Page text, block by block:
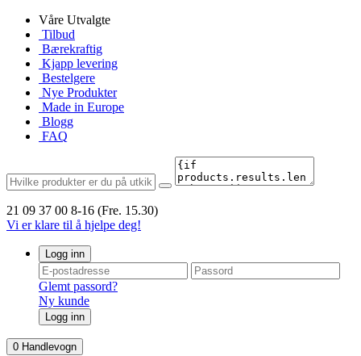
Våre Utvalgte
Tilbud
Bærekraftig
Kjapp levering
Bestelgere
Nye Produkter
Made in Europe
Blogg
FAQ
21 09 37 00 8-16 (Fre. 15.30)
Vi er klare til å hjelpe deg!
Logg inn
Glemt passord?
Ny kunde
Logg inn
0 Handlevogn